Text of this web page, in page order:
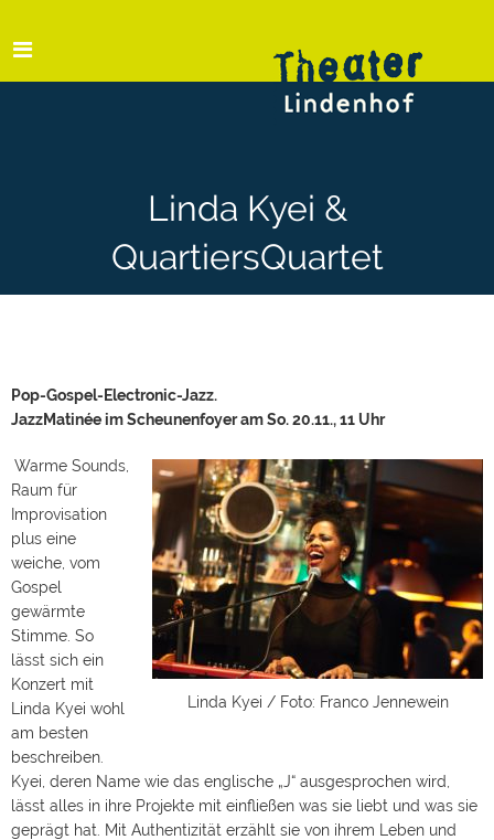
Linda Kyei &
QuartiersQuartet
Pop-Gospel-Electronic-Jazz.
JazzMatinée im Scheunenfoyer am So. 20.11., 11 Uhr
Linda Kyei / Foto: Franco Jennewein
Warme Sounds,
Raum für
Improvisation
plus eine
weiche, vom
Gospel
gewärmte
Stimme. So
lässt sich ein
Konzert mit
Linda Kyei wohl
am besten
beschreiben.
Kyei, deren Name wie das englische „J“ ausgesprochen wird,
lässt alles in ihre Projekte mit einfließen was sie liebt und was sie
geprägt hat. Mit Authentizität erzählt sie von ihrem Leben und